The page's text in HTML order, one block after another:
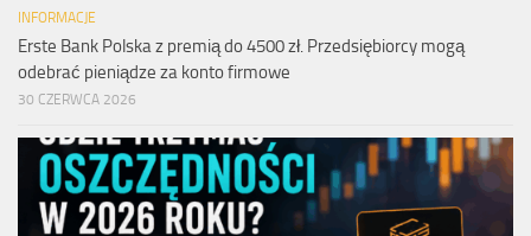
INFORMACJE
Erste Bank Polska z premią do 4500 zł. Przedsiębiorcy mogą
odebrać pieniądze za konto firmowe
30 CZERWCA 2026